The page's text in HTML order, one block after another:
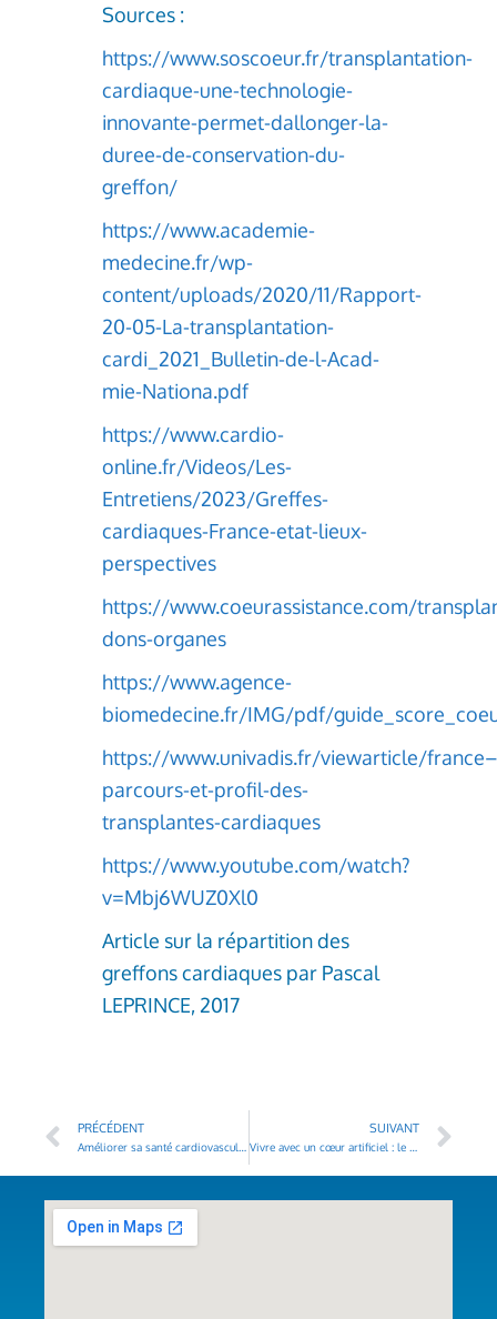
Sources :
https://www.soscoeur.fr/transplantation-
cardiaque-une-technologie-
innovante-permet-dallonger-la-
duree-de-conservation-du-
greffon/
https://www.academie-
medecine.fr/wp-
content/uploads/2020/11/Rapport-
20-05-La-transplantation-
cardi_2021_Bulletin-de-l-Acad-
mie-Nationa.pdf
https://www.cardio-
online.fr/Videos/Les-
Entretiens/2023/Greffes-
cardiaques-France-etat-lieux-
perspectives
https://www.coeurassistance.com/
dons-organes
https://www.agence-
biomedecine.fr/IMG/pdf/
https://www.univadis.fr/viewarticle/
parcours-et-profil-des-
transplantes-cardiaques
https://www.youtube.com/watch?
v=Mbj6WUZ0Xl0
Article sur la répartition des
greffons cardiaques par Pascal
LEPRINCE, 2017
PRÉCÉDENT
Améliorer sa santé cardiovasculaire pour une meilleure qualité de vie
SUIVANT
Vivre avec un cœur artificiel : le point de vue des patients